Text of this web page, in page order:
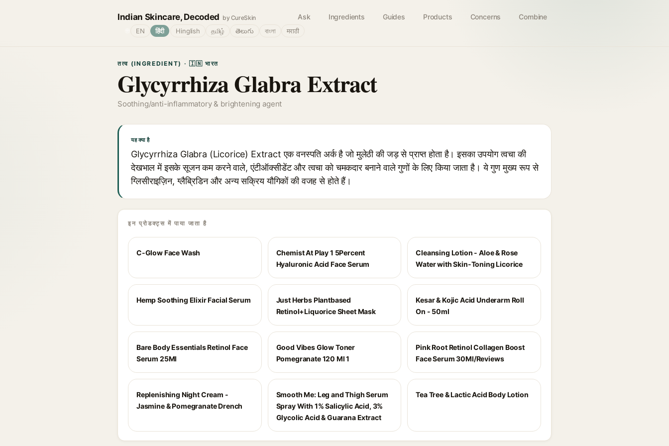
Indian Skincare, Decoded by CureSkin Ask Ingredients Guides Products Concerns Combine
EN हिंदी Hinglish தமிழ் తెలుగు বাংলা मराठी
तत्व (INGREDIENT) · 🇮🇳 भारत
Glycyrrhiza Glabra Extract
Soothing/anti-inflammatory & brightening agent
यह क्या है
Glycyrrhiza Glabra (Licorice) Extract एक वनस्पति अर्क है जो मुलेठी की जड़ से प्राप्त होता है। इसका उपयोग त्वचा की
देखभाल में इसके सूजन कम करने वाले, एंटीऑक्सीडेंट और त्वचा को चमकदार बनाने वाले गुणों के लिए किया जाता है। ये गुण मुख्य रूप से
ग्लिसीराइज़िन, ग्लैब्रिडिन और अन्य सक्रिय यौगिकों की वजह से होते हैं।
इन प्रोडक्ट्स में पाया जाता है
C-Glow Face Wash
Chemist At Play 1 5Percent
Hyaluronic Acid Face Serum
Cleansing Lotion - Aloe & Rose
Water with Skin-Toning Licorice
Hemp Soothing Elixir Facial Serum
Just Herbs Plantbased
Retinol+Liquorice Sheet Mask
Kesar & Kojic Acid Underarm Roll
On - 50ml
Bare Body Essentials Retinol Face
Serum 25Ml
Good Vibes Glow Toner
Pomegranate 120 Ml 1
Pink Root Retinol Collagen Boost
Face Serum 30Ml/Reviews
Replenishing Night Cream -
Jasmine & Pomegranate Drench
Smooth Me: Leg and Thigh Serum
Spray With 1% Salicylic Acid, 3%
Glycolic Acid & Guarana Extract
Tea Tree & Lactic Acid Body Lotion